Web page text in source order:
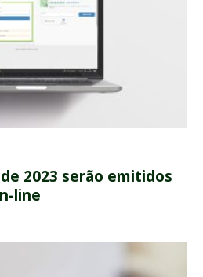
2023 serão emitidos
line